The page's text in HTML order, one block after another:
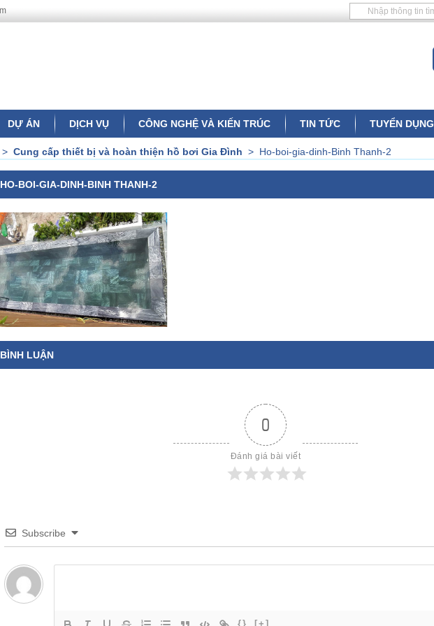
DỰ ÁN DỊCH VỤ CÔNG NGHỆ VÀ KIẾN TRÚC TIN TỨC TUYỂN DỤNG
Cung cấp thiết bị và hoàn thiện hồ bơi Gia Đình > Ho-boi-gia-dinh-Binh Thanh-2
HO-BOI-GIA-DINH-BINH THANH-2
BÌNH LUẬN
0
Đánh giá bài viết
Subscribe
{} [+]